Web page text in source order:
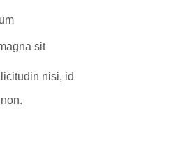
sit
nisi, id